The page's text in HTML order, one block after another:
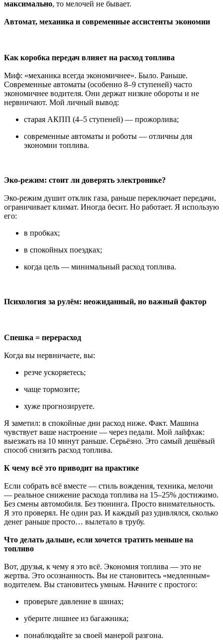
максимально, то мелочей не бывает.
Автомат, механика и современные ассистенты экономии
Как коробка передач влияет на расход топлива
Миф: «механика всегда экономичнее». Было. Раньше.
Современные автоматы (особенно 8–9 ступеней) часто
экономичнее водителя. Они держат низкие обороты и не
нервничают. Мой личный вывод:
старая АКПП (4–5 ступеней) — прожорлива;
современные автоматы и роботы — отличны для
экономии топлива.
Эко-режим: стоит ли доверять электронике?
Эко-режим душит отклик газа, раньше переключает передачи,
ограничивает климат. Иногда бесит. Но работает. Я использую
его:
в пробках;
в спокойных поездках;
когда цель — минимальный расход топлива.
Психология за рулём: неожиданный, но важный фактор
Спешка = перерасход
Когда вы нервничаете, вы:
резче ускоряетесь;
чаще тормозите;
хуже прогнозируете.
Я заметил: в спокойные дни расход ниже. Факт. Машина
чувствует ваше настроение — через педали. Мой лайфхак:
выезжать на 10 минут раньше. Серьёзно. Это самый дешёвый
способ снизить расход топлива.
К чему всё это приводит на практике
Если собрать всё вместе — стиль вождения, техника, мелочи
— реальное снижение расхода топлива на 15–25% достижимо.
Без смены автомобиля. Без тюнинга. Просто внимательность.
Я это проверял. Не один раз. И каждый раз удивлялся, сколько
денег раньше просто… вылетало в трубу.
Что делать дальше, если хочется тратить меньше на
топливо
Вот, друзья, к чему я это всё. Экономия топлива — это не
жертва. Это осознанность. Вы не становитесь «медленным»
водителем. Вы становитесь умным. Начните с простого:
проверьте давление в шинах;
уберите лишнее из багажника;
понаблюдайте за своей манерой разгона.